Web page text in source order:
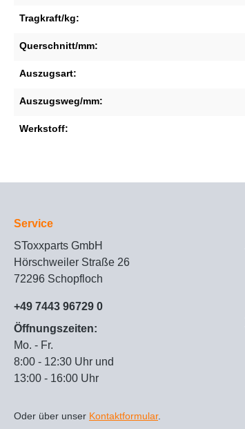
Tragkraft/kg:
Querschnitt/mm:
Auszugsart:
Auszugsweg/mm:
Werkstoff:
Service
SToxxparts GmbH
Hörschweiler Straße 26
72296 Schopfloch
+49 7443 96729 0
Öffnungszeiten:
Mo. - Fr.
8:00 - 12:30 Uhr und
13:00 - 16:00 Uhr
Oder über unser Kontaktformular.